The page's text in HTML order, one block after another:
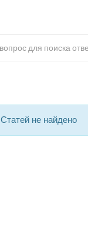
Статей не найдено